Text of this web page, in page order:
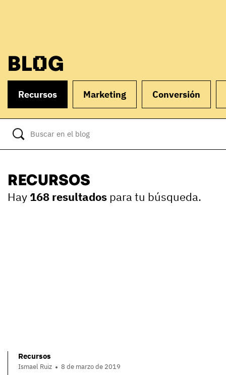
BLOG
Recursos Marketing Conversión
RECURSOS
Hay 168 resultados para tu búsqueda.
Recursos
Ismael Ruiz 8 de marzo de 2019